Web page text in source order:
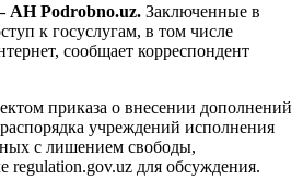
АН Podrobno.uz. Заключенные в
к госуслугам, в том числе
сообщает корреспондент
приказа о внесении дополнений
учреждений исполнения
с лишением свободы,
regulation.gov.uz для обсуждения.